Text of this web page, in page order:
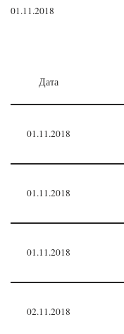
01.11.2018
Дата
01.11.2018
01.11.2018
01.11.2018
02.11.2018